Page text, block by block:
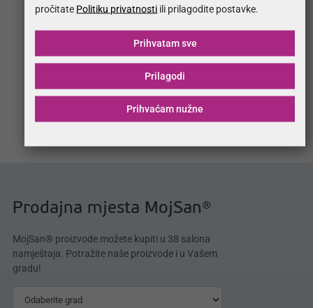
Na rate za zaposlene
PIO/MIO kredit
Kartično na rate
Prodajna mjesta MojSan®
MojSan® proizvode možete kupiti u 38 salona
namještaja. Potražite naše proizvode i u Vašem
gradu!
pročitate Politiku privatnosti ili prilagodite postavke.
Prihvaćam nužne
Prilagodi
Prihvatam sve